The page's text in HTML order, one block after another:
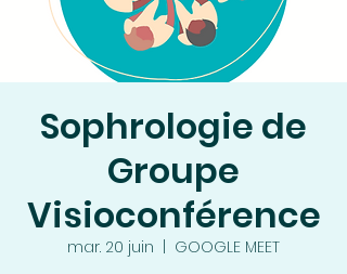
Sophrologie de
Groupe
Visioconférence
mar. 20 juin
GOOGLE MEET